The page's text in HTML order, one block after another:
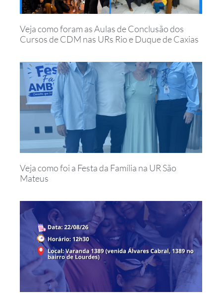
Veja como foram as Aulas de Conclusão dos
Cursos de CDM nas URs Rio e Duque de Caxias
Veja como foi a Festa da Família na UR São
Mateus